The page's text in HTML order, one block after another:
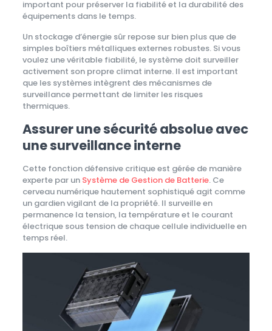
important pour préserver la fiabilité et la durabilité des
équipements dans le temps.
Un stockage d’énergie sûr repose sur bien plus que de
simples boîtiers métalliques externes robustes. Si vous
voulez une véritable fiabilité, le système doit surveiller
activement son propre climat interne. Il est important
que les systèmes intègrent des mécanismes de
surveillance permettant de limiter les risques
thermiques.
Assurer une sécurité absolue avec
une surveillance interne
Cette fonction défensive critique est gérée de manière
experte par un Système de Gestion de Batterie. Ce
cerveau numérique hautement sophistiqué agit comme
un gardien vigilant de la propriété. Il surveille en
permanence la tension, la température et le courant
électrique sous tension de chaque cellule individuelle en
temps réel.